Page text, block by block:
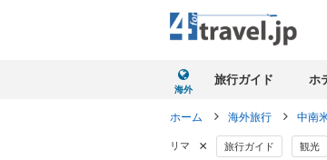
海外
旅行ガイド ホ
ホーム 海外旅行 中南
リマ × 旅行ガイド 観光